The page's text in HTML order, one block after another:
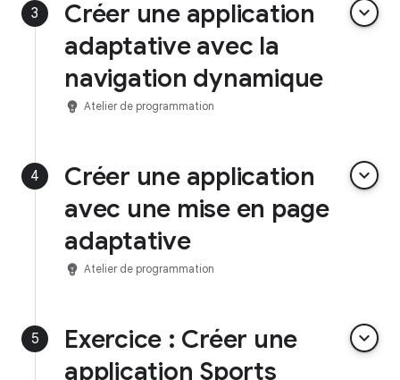
3
Créer une application
adaptative avec la
navigation dynamique
keyboard_arrow_down
emoji_objects Atelier de programmation
4
Créer une application
avec une mise en page
adaptative
keyboard_arrow_down
emoji_objects Atelier de programmation
5
Exercice : Créer une
application Sports
keyboard_arrow_down